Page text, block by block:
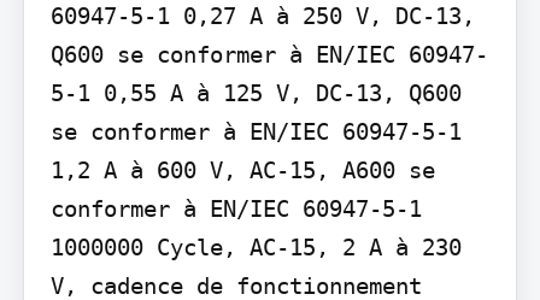
60947-5-1 0,27 A à 250 V, DC-13,
Q600 se conformer à EN/IEC 60947-
5-1 0,55 A à 125 V, DC-13, Q600
se conformer à EN/IEC 60947-5-1
1,2 A à 600 V, AC-15, A600 se
conformer à EN/IEC 60947-5-1
1000000 Cycle, AC-15, 2 A à 230
V, cadence de fonctionnement